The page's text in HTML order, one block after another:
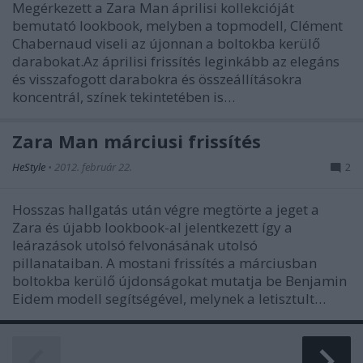
Megérkezett a Zara Man áprilisi kollekcióját
bemutató lookbook, melyben a topmodell, Clément
Chabernaud viseli az újonnan a boltokba kerülő
darabokat.Az áprilisi frissítés leginkább az elegáns
és visszafogott darabokra és összeállításokra
koncentrál, színek tekintetében is…
Zara Man márciusi frissítés
HeStyle • 2012. február 22. 2
Hosszas hallgatás után végre megtörte a jeget a
Zara és újabb lookbook-al jelentkezett így a
leárazások utolsó felvonásának utolsó
pillanataiban. A mostani frissítés a márciusban
boltokba kerülő újdonságokat mutatja be Benjamin
Eidem modell segítségével, melynek a letisztult…